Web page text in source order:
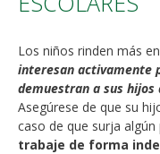
Los niños rinden más
interesan activamente
demuestran a sus
Asegúrese de que su
caso de que surja
trabaje de forma